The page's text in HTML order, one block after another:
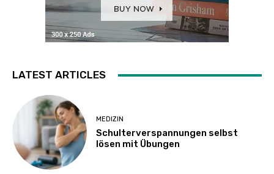
LATEST ARTICLES
MEDIZIN
Schulterverspannungen selbst
lösen mit Übungen